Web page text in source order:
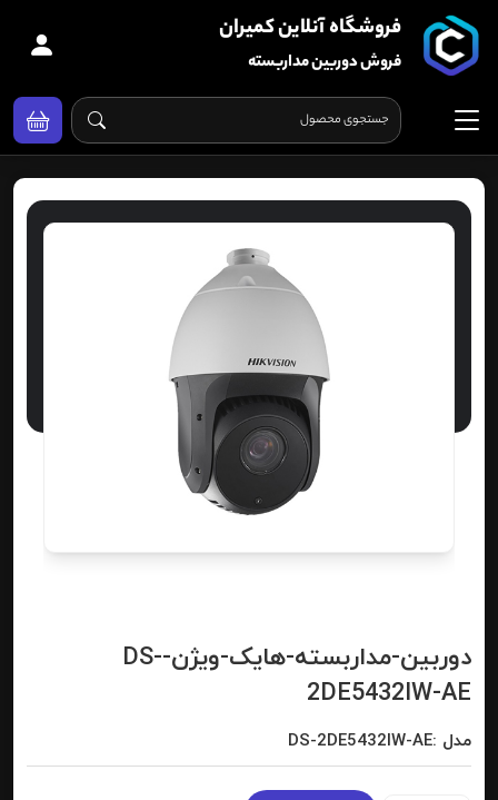
فروشگاه آنلاین کمیران
فروش دوربین مداربسته
دوربین-مداربسته-هایک-ویژن-DS-
2DE5432IW-AE
مدل :DS-2DE5432IW-AE